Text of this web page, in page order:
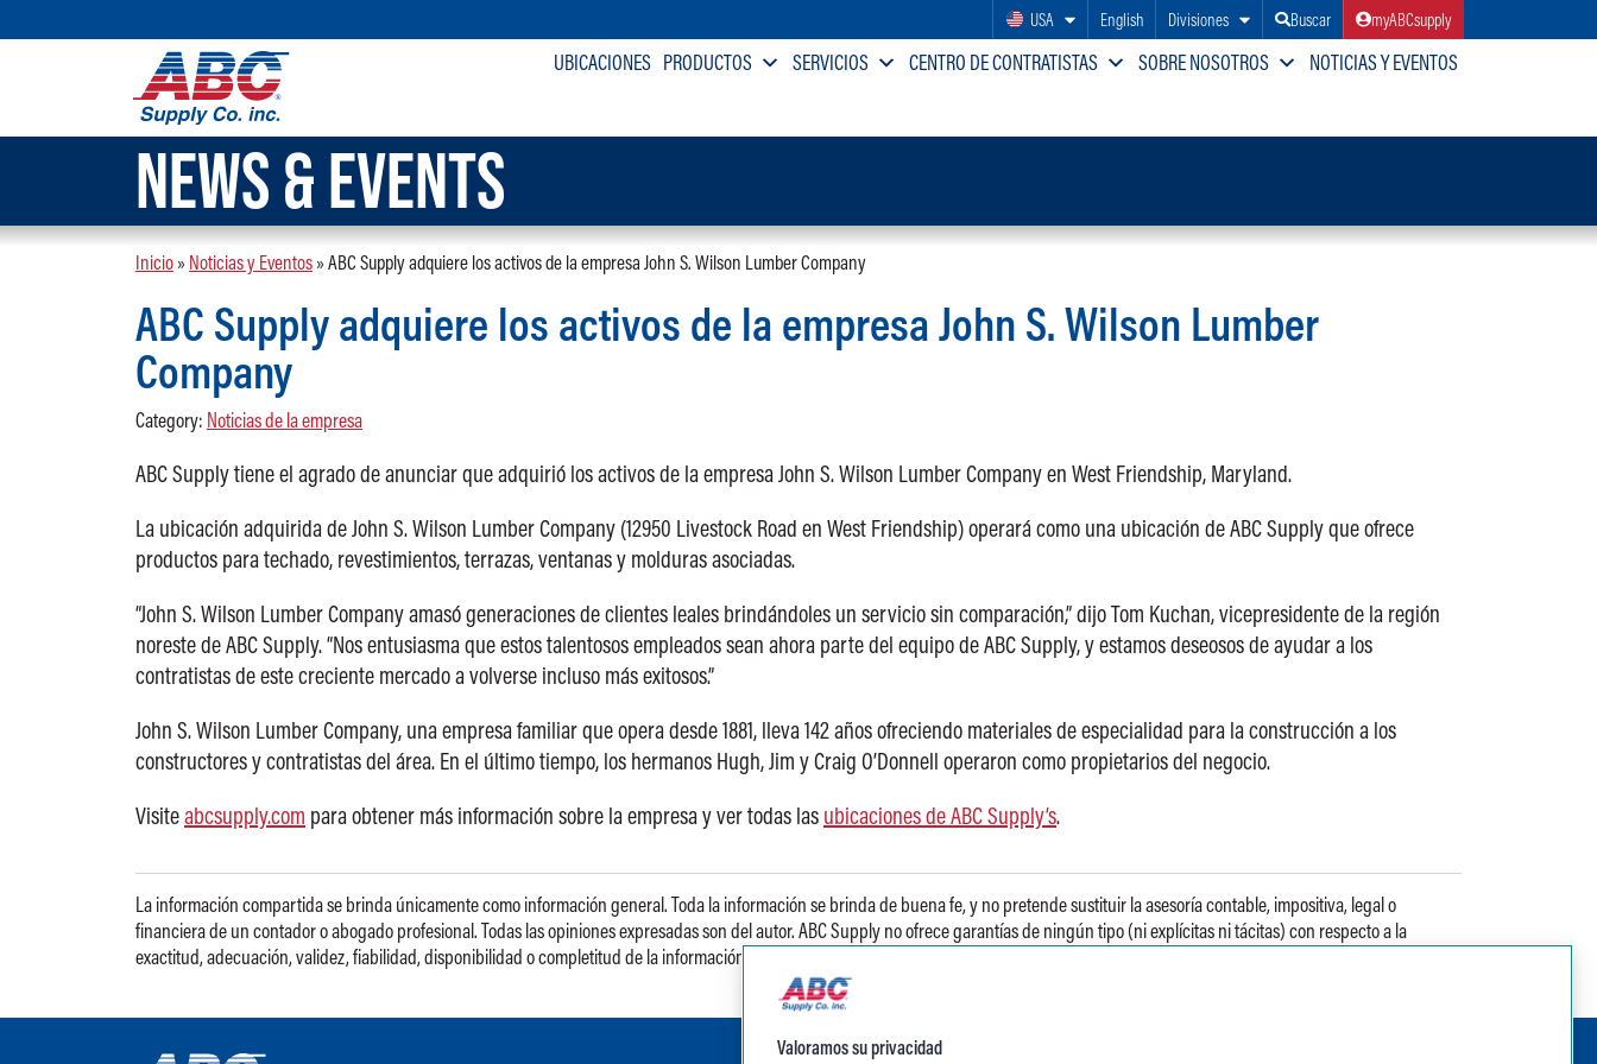
English
USA Divisiones Buscar myABCsupply
UBICACIONES PRODUCTOS SERVICIOS CENTRO DE CONTRATISTAS SOBRE NOSOTROS NOTICIAS Y EVENTOS
NEWS & EVENTS
Inicio» Noticias y Eventos»ABC Supply adquiere los activos de la empresa John S. Wilson Lumber Company
ABC Supply adquiere los activos de la empresa John S. Wilson Lumber
Company
Category: Noticias de la empresa
ABC Supply tiene el agrado de anunciar que adquirió los activos de la empresa John S. Wilson Lumber Company en West Friendship, Maryland.
La ubicación adquirida de John S. Wilson Lumber Company (12950 Livestock Road en West Friendship) operará como una ubicación de ABC Supply que ofrece
productos para techado, revestimientos, terrazas, ventanas y molduras asociadas.
“John S. Wilson Lumber Company amasó generaciones de clientes leales brindándoles un servicio sin comparación,” dijo Tom Kuchan, vicepresidente de la región
noreste de ABC Supply. “Nos entusiasma que estos talentosos empleados sean ahora parte del equipo de ABC Supply, y estamos deseosos de ayudar a los
contratistas de este creciente mercado a volverse incluso más exitosos.”
John S. Wilson Lumber Company, una empresa familiar que opera desde 1881, lleva 142 años ofreciendo materiales de especialidad para la construcción a los
constructores y contratistas del área. En el último tiempo, los hermanos Hugh, Jim y Craig O’Donnell operaron como propietarios del negocio.
Visiteabcsupply.com para obtener más información sobre la empresa y ver todas las ubicaciones de ABC Supply’s.
La información compartida se brinda únicamente como información general. Toda la información se brinda de buena fe, y no pretende sustituir la asesoría contable, impositiva, legal o
financiera de un contador o abogado profesional. Todas las opiniones expresadas son del autor. ABC Supply no ofrece garantías de ningún tipo (ni explícitas ni tácitas) con respecto a la
exactitud, adecuación, validez, fiabilidad, disponibilidad o completitud de la información aquí proporcionada. Cualquier pregunta sobre la información aquí brindada deberá dirigirse al autor.
Valoramos su privacidad